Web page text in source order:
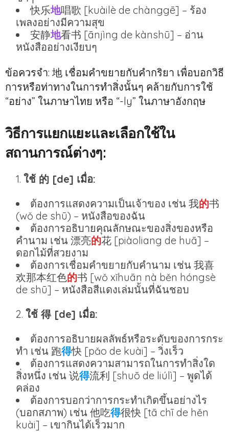
快乐地唱歌 [kuàilè de chànggē] – ร้อง
เพลงอย่างมีความสุข
安静地看书 [ānjìng de kànshū] – อ่าน
หนังสืออย่างเงียบๆ
ข้อควรจำ: 地 เชื่อมคำขยายกับคำกริยา เพื่อบอกวิธี
การหรือท่าทางในการทำสิ่งนั้นๆ คล้ายกับการใช้
“อย่าง” ในภาษาไทย หรือ “-ly” ในภาษาอังกฤษ
วิธีการแยกแยะและเลือกใช้ใน
สถานการณ์ต่างๆ:
ใช้ 的 [de] เมื่อ:
ต้องการแสดงความเป็นเจ้าของ เช่น 我的书
(wǒ de shū) – หนังสือของฉัน
ต้องการอธิบายคุณลักษณะของสิ่งของหรือ
คำนาม เช่น 漂亮的花 [piàoliang de huā] –
ดอกไม้ที่สวยงาม
ต้องการเชื่อมคำขยายกับคำนาม เช่น 我喜
欢那本红色的书 [wǒ xǐhuān nà běn hóngsè
de shū] – หนังสือสีแดงเล่มนั้นที่ฉันชอบ
ใช้ 得 [de] เมื่อ:
ต้องการอธิบายผลลัพธ์หรือระดับของการกระ
ทำ เช่น 跑得快 [pǎo de kuài] – วิ่งเร็ว
ต้องการแสดงความสามารถในการทำสิ่งใด
สิ่งหนึ่ง เช่น 说得流利 [shuō de liúlì] – พูดได้
คล่อง
ต้องการบอกว่าการกระทำเกิดขึ้นอย่างไร
(บอกสภาพ) เช่น 他吃得很快 [tā chī de hěn
kuài] – เขากินได้เร็วมาก